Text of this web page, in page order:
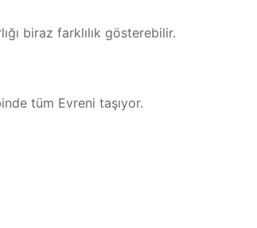
biraz farklılık gösterebilir.
tüm Evreni taşıyor.